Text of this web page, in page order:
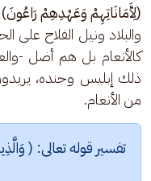
(لِأَمَانَاتِهِمْ وَعَهْدِهِمْ رَاعُونَ)
والبلاد ونيل الفلاح على
كالأنعام بل هم أضل -
ذلك إبليس وجنده،
من الأنعام.